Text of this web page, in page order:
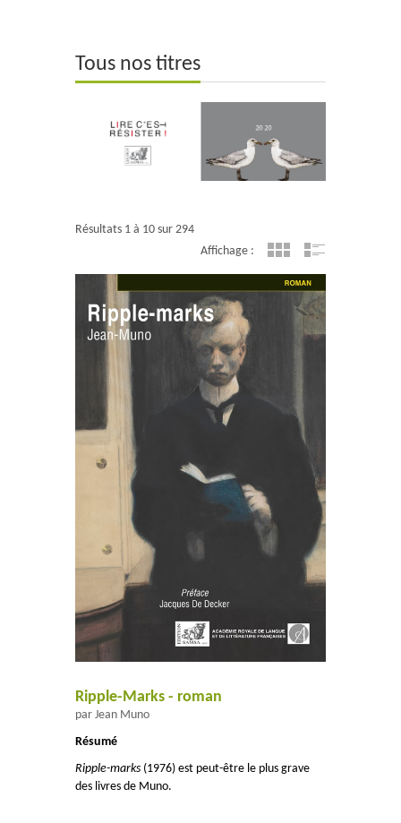
SCIENCES HUMAINES ET SOCIALES
Tous nos titres
Résultats 1 à 10 sur 294
Affichage :
Ripple-Marks - roman
par Jean Muno
Résumé
Ripple-marks (1976) est peut-être le plus grave
des livres de Muno.